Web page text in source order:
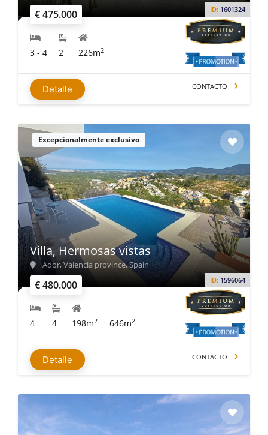
€ 475.000 ID: 1601324
3 - 4 2 226m2
Detalle CONTACTO
Excepcionalmente exclusivo
€ 480.000 ID: 1596064
Villa, Hermosas vistas
Ador, Valencia province, Spain
4 4 198m2 646m2
Detalle CONTACTO